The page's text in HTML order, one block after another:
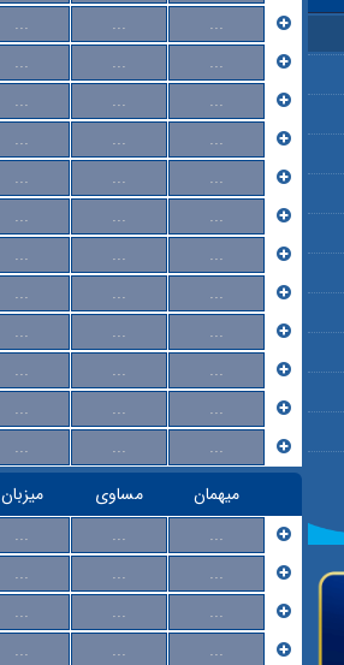
... ...
...
... ...
...
... ...
...
... ...
...
... ...
...
... ...
...
... ...
...
... ...
...
... ...
...
... ...
...
... ...
...
... ...
...
میزبان مساوی
میهمان
... ...
...
... ...
...
... ...
...
... ...
...